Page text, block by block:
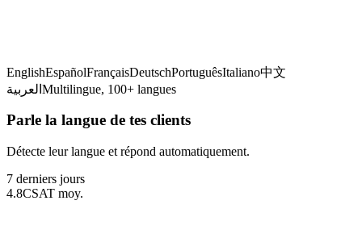
EnglishEspañolFrançaisDeutschPortuguêsItaliano中文
العربية Multilingue, 100+ langues
Parle la langue de tes clients
Détecte leur langue et répond automatiquement.
7 derniers jours
4.8CSAT moy.